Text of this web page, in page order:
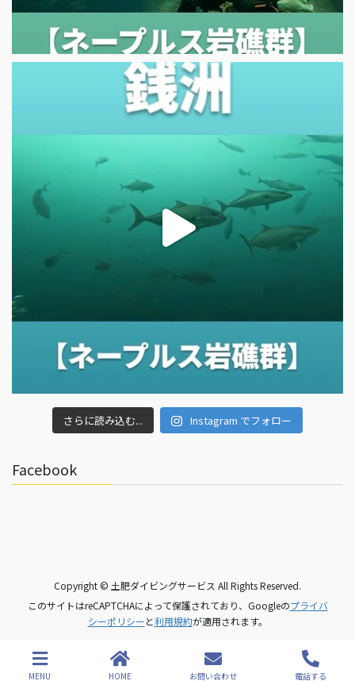
さらに読み込む... Instagram でフォロー
Facebook
Copyright © 土肥ダイビングサービス All Rights Reserved.
このサイトはreCAPTCHAによって保護されており、Googleのプライバ
シーポリシーと利用規約が適用されます。
MENU HOME お問い合わせ 電話する